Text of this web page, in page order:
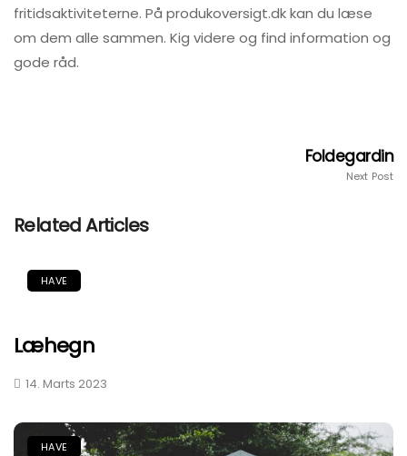
fritidsaktiviteterne. På produkoversigt.dk kan du læse
om dem alle sammen. Kig videre og find information og
gode råd.
Foldegardin
Next Post
Related Articles
HAVE
Læhegn
14. Marts 2023
HAVE